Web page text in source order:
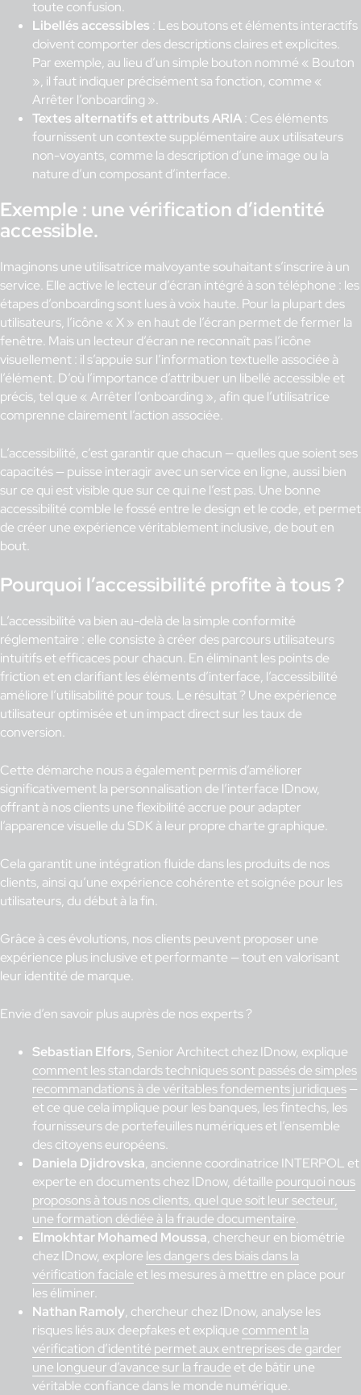
toute confusion.
Libellés accessibles : Les boutons et éléments interactifs
doivent comporter des descriptions claires et explicites.
Par exemple, au lieu d’un simple bouton nommé « Bouton
», il faut indiquer précisément sa fonction, comme «
Arrêter l’onboarding ».
Textes alternatifs et attributs ARIA: Ces éléments
fournissent un contexte supplémentaire aux utilisateurs
non-voyants, comme la description d’une image ou la
nature d’un composant d’interface.
Exemple : une vérification d’identité
accessible.
Imaginons une utilisatrice malvoyante souhaitant s’inscrire à un
service. Elle active le lecteur d’écran intégré à son téléphone : les
étapes d’onboarding sont lues à voix haute. Pour la plupart des
utilisateurs, l’icône « X » en haut de l’écran permet de fermer la
fenêtre. Mais un lecteur d’écran ne reconnaît pas l’icône
visuellement : il s’appuie sur l’information textuelle associée à
l’élément. D’où l’importance d’attribuer un libellé accessible et
précis, tel que « Arrêter l’onboarding », afin que l’utilisatrice
comprenne clairement l’action associée.
L’accessibilité, c’est garantir que chacun — quelles que soient ses
capacités — puisse interagir avec un service en ligne, aussi bien
sur ce qui est visible que sur ce qui ne l’est pas. Une bonne
accessibilité comble le fossé entre le design et le code, et permet
de créer une expérience véritablement inclusive, de bout en
bout.
Pourquoi l’accessibilité profite à tous ?
L’accessibilité va bien au-delà de la simple conformité
réglementaire : elle consiste à créer des parcours utilisateurs
intuitifs et efficaces pour chacun. En éliminant les points de
friction et en clarifiant les éléments d’interface, l’accessibilité
améliore l’utilisabilité pour tous. Le résultat ? Une expérience
utilisateur optimisée et un impact direct sur les taux de
conversion.
Cette démarche nous a également permis d’améliorer
significativement la personnalisation de l’interface IDnow,
offrant à nos clients une flexibilité accrue pour adapter
l’apparence visuelle du SDK à leur propre charte graphique.
Cela garantit une intégration fluide dans les produits de nos
clients, ainsi qu’une expérience cohérente et soignée pour les
utilisateurs, du début à la fin.
Grâce à ces évolutions, nos clients peuvent proposer une
expérience plus inclusive et performante — tout en valorisant
leur identité de marque.
Envie d’en savoir plus auprès de nos experts ?
Sebastian Elfors, Senior Architect chez IDnow, explique
comment les standards techniques sont passés de simples
recommandations à de véritables fondements juridiques—
et ce que cela implique pour les banques, les fintechs, les
fournisseurs de portefeuilles numériques et l’ensemble
des citoyens européens.
Daniela Djidrovska, ancienne coordinatrice INTERPOL et
experte en documents chez IDnow, détaille pourquoi nous
proposons à tous nos clients, quel que soit leur secteur,
une formation dédiée à la fraude documentaire.
Elmokhtar Mohamed Moussa, chercheur en biométrie
chez IDnow, explore les dangers des biais dans la
vérification faciale et les mesures à mettre en place pour
les éliminer.
Nathan Ramoly, chercheur chez IDnow, analyse les
risques liés aux deepfakes et explique comment la
vérification d’identité permet aux entreprises de garder
une longueur d’avance sur la fraude et de bâtir une
véritable confiance dans le monde numérique.